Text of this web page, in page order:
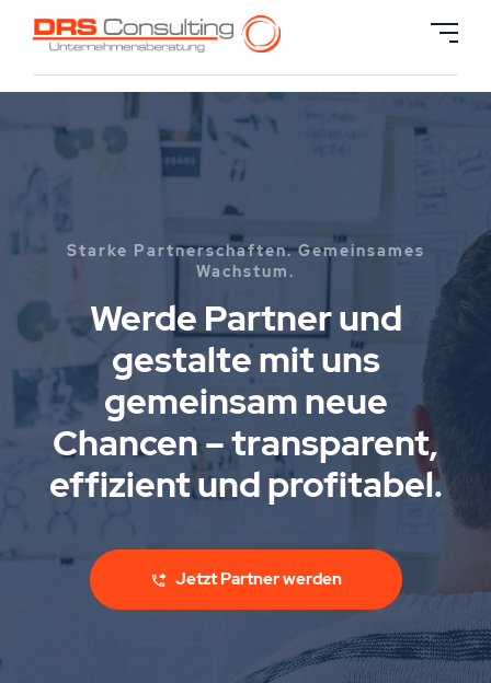
Starke Partnerschaften. Gemeinsames
Wachstum.
Werde Partner und
gestalte mit uns
gemeinsam neue
Chancen – transparent,
effizient und profitabel.
Jetzt Partner werden